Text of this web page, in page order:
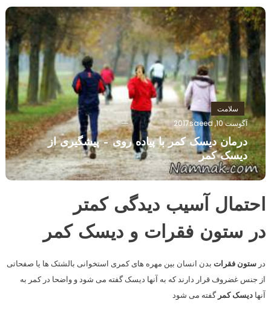
سلامت
آگوست 10, 2017
saeed
درمان دیسک کمر با پیاده روی – پیشگیری از
دیسک کمر
احتمال آسیب دیدگی کمتر
در ستون فقرات و دیسک کمر
در ستون فقراتبدن انسان بین مهره های کمری استخوانی بالشتک ها یا صفحاتی
از جنس غضروف قرار دارند که به آنها دیسک گفته می شود و واضحا در کمر به
آنها دیسک کمر گفته می شود